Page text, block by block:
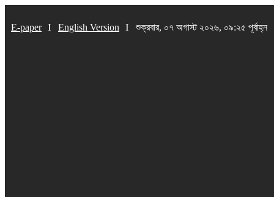
E-paper English Version শুক্রবার, ০৭ অগাস্ট ২০২৬, ০৯:২৫ পূর্বাহ্ন